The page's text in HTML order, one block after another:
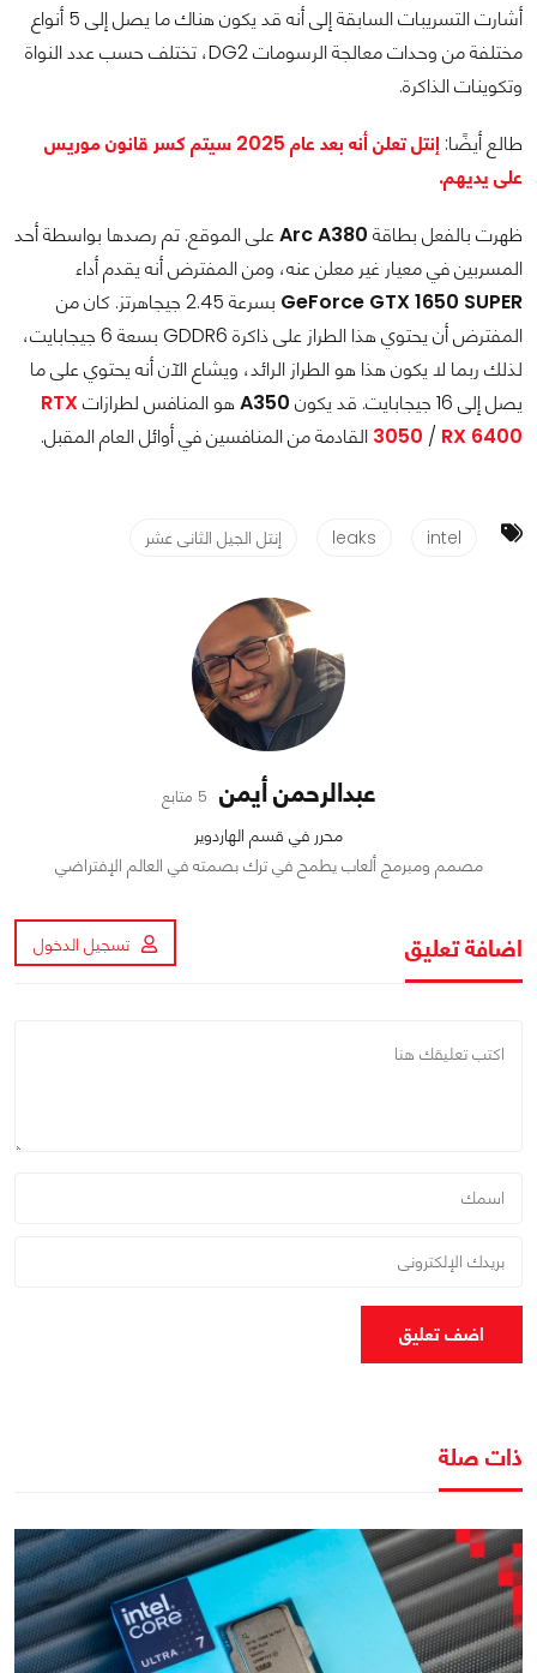
أشارت التسريبات السابقة إلى أنه قد يكون هناك ما يصل إلى 5 أنواع
مختلفة من وحدات معالجة الرسومات DG2، تختلف حسب عدد النواة
وتكوينات الذاكرة.
طالع أيضًا:
إنتل تعلن أنه بعد عام 2025 سيتم كسر قانون موريس
على يديهم.
ظهرت بالفعل بطاقة Arc A380على الموقع. تم رصدها بواسطة أحد
المسربين في معيار غير معلن عنه، ومن المفترض أنه يقدم أداء
GeForce GTX 1650 SUPER
بسرعة 2.45 جيجاهرتز. كان من
المفترض أن يحتوي هذا الطراز على ذاكرة GDDR6 بسعة 6 جيجابايت،
لذلك ربما لا يكون هذا هو الطراز الرائد، ويشاع الآن أنه يحتوي على ما
يصل إلى 16 جيجابايت. قد يكون
A350هو المنافس لطرازاتRTX
3050 / RX 6400 القادمة من المنافسين في أوائل العام المقبل.
intel
leaks إنتل الجيل الثانى عشر
عبدالرحمن أيمن 5 متابع
محرر في قسم الهاردوير
مصمم ومبرمج ألعاب يطمح في ترك بصمته في العالم الإفتراضي
اضافة تعليق تسجيل الدخول
اضف تعليق
ذات صلة